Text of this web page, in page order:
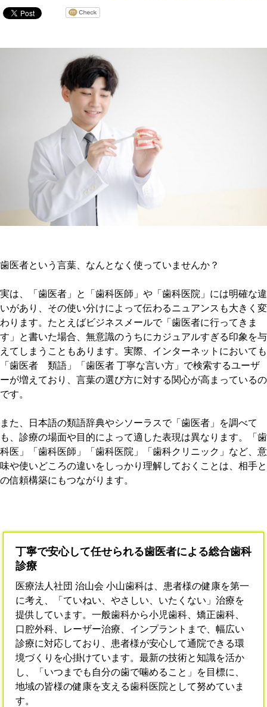
歯医者という言葉、なんとなく使っていませんか？
実は、「歯医者」と「歯科医師」や「歯科医院」には明確な違
いがあり、その使い分けによって伝わるニュアンスも大きく変
わります。たとえばビジネスメールで「歯医者に行ってきま
す」と書いた場合、無意識のうちにカジュアルすぎる印象を与
えてしまうこともあります。実際、インターネットにおいても
「歯医者 類語」「歯医者 丁寧な言い方」で検索するユーザ
ーが増えており、言葉の選び方に対する関心が高まっているの
です。
また、日本語の類語辞典やシソーラスで「歯医者」を調べて
も、診療の場面や目的によって適した表現は異なります。「歯
科医」「歯科医師」「歯科医院」「歯科クリニック」など、意
味や使いどころの違いをしっかり理解しておくことは、相手と
の信頼構築にもつながります。
丁寧で安心して任せられる歯医者による総合歯科
診療
医療法人社団 治山会 小山歯科は、患者様の健康を第一
に考え、「ていねい、やさしい、いたくない」治療を
提供しています。一般歯科から小児歯科、矯正歯科、
口腔外科、レーザー治療、インプラントまで、幅広い
診療に対応しており、患者様が安心して通院できる環
境づくりを心掛けています。最新の技術と知識を活か
し、「いつまでも自分の歯で噛めること」を目標に、
地域の皆様の健康を支える歯科医院として努めていま
す。